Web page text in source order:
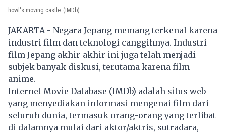
howl's moving castle (IMDb)
JAKARTA - Negara Jepang memang terkenal karena
industri film dan teknologi canggihnya. Industri
film Jepang akhir-akhir ini juga telah menjadi
subjek banyak diskusi, terutama karena film
anime.
Internet Movie Database (IMDb) adalah situs web
yang menyediakan informasi mengenai film dari
seluruh dunia, termasuk orang-orang yang terlibat
di dalamnya mulai dari aktor/aktris, sutradara,